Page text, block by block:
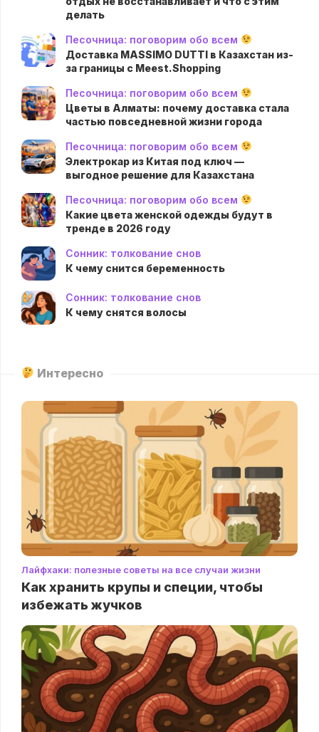
делать
Песочница: поговорим обо всем
Доставка MASSIMO DUTTI в Казахстан из-
за границы с Meest.Shopping
Песочница: поговорим обо всем
Цветы в Алматы: почему доставка стала
частью повседневной жизни города
Песочница: поговорим обо всем
Электрокар из Китая под ключ —
выгодное решение для Казахстана
Песочница: поговорим обо всем
Какие цвета женской одежды будут в
тренде в 2026 году
Сонник: толкование снов
К чему снится беременность
Сонник: толкование снов
К чему снятся волосы
Интересно
Лайфхаки: полезные советы на все случаи жизни
Как хранить крупы и специи, чтобы
избежать жучков